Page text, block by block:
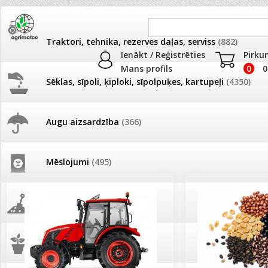
Ienākt / Reģistrēties
Mans profils
0
Traktori, tehnika, rezerves daļas, serviss (882)
Sēklas, sīpoli, ķiploki, sīpolpuķes, kartupeļi (4350)
Augu aizsardzība (366)
Mēslojumi (495)
Augsne, kūdra, mulča
Podi un kasetes(646)
JAUNUMI
Pašlasīšanas vietu katalogs
26.05. Vebinārs - Kā ierobežot
gliemežus piemājas dārzā un
Darba laiks Līgo svētkos
Ūdens piemērotības noteikšana
AKCIJAS
frēze + mulčieris +
AKCIJAS komplekts -
frontālais iekrāvējs
mulčieris + piekabe
AKCIJAS komplekts -
frēze + mulčieris